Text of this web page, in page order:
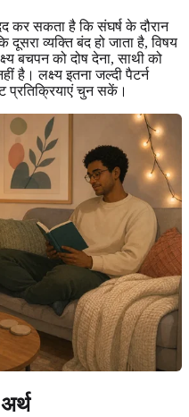
कर सकता है कि संघर्ष के दौरान
व्यक्ति बंद हो जाता है, विषय
बचपन को दोष देना, साथी को
है। लक्ष्य इतना जल्दी पैटर्न
प्रतिक्रियाएं चुन सकें।